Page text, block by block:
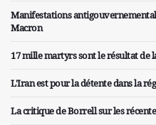
Manifestations
Macron
17 mille martyrs sont le résultat de
L'Iran est pour la détente dans la
La critique de Borrell sur les